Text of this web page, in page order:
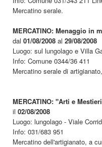
Mercatino serale.
MERCATINO: Menaggio in
dal 01/08/2008 al 29/08/2008
Luogo: sul lungolago e Villa
Info: Comune 0344/36 411
Mercatino serale di
MERCATINO: "Arti e
il 02/08/2008
Luogo: lungolago - Viale
Info: 031/683 951
Mercatino dell'artigianato, a